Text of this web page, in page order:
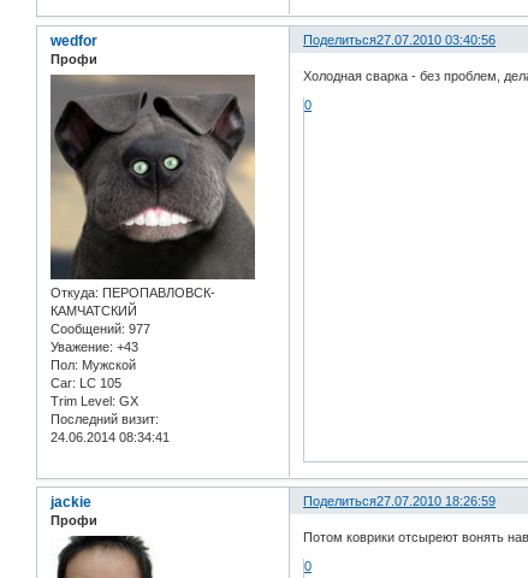
Поделиться27.07.2010 03:40:56
wedfor
Профи
Откуда: ПЕРОПАВЛОВСК-
КАМЧАТСКИЙ
Сообщений: 977
Уважение: +43
Пол: Мужской
Car: LC 105
Trim Level: GX
Последний визит:
24.06.2014 08:34:41
Холодная сварка - без проблем,
0
Поделиться27.07.2010 18:26:59
jackie
Профи
Потом коврики отсыреют вонять
0